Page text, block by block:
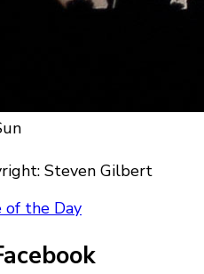
Steven Gilbert
of the Day